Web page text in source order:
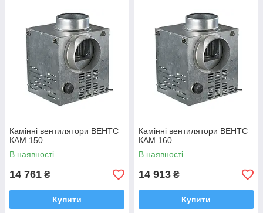
Камінні вентилятори ВЕНТС
КАМ 150
В наявності
14 761 ₴
Купити
Камінні вентилятори ВЕНТС
КАМ 160
В наявності
14 913 ₴
Купити